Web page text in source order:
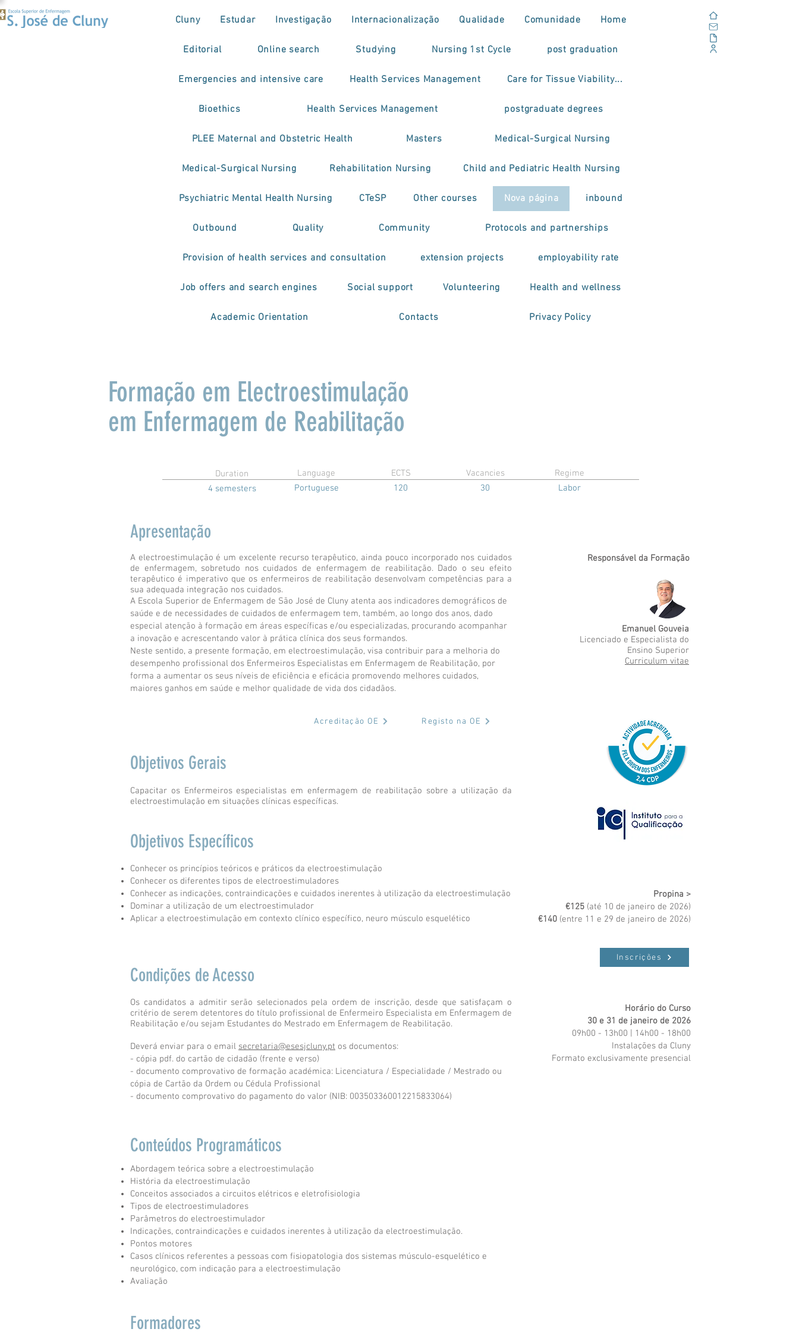
Cluny Estudar Investigação Internacionalização Qualidade Comunidade Home
Editorial Online search Studying Nursing 1st Cycle post graduation
Emergencies and intensive care Health Services Management Care for Tissue Viability...
Bioethics Health Services Management postgraduate degrees
PLEE Maternal and Obstetric Health Masters Medical-Surgical Nursing
Medical-Surgical Nursing Rehabilitation Nursing Child and Pediatric Health Nursing
Psychiatric Mental Health Nursing CTeSP Other courses Nova página inbound
Outbound Quality Community Protocols and partnerships
Provision of health services and consultation extension projects employability rate
Job offers and search engines Social support Volunteering Health and wellness
Academic Orientation Contacts Privacy Policy
Formação em Electroestimulação
em Enfermagem de Reabilitação
Duration Language ECTS Vacancies
Regime
4 semesters
Portuguese 120 30 Labor
Apresentação
A electroestimulação é um excelente recurso terapêutico, ainda pouco incorporado nos cuidados
de enfermagem, sobretudo nos cuidados de enfermagem de reabilitação. Dado o seu efeito
terapêutico é imperativo que os enfermeiros de reabilitação desenvolvam competências para a
sua adequada integração nos cuidados.
A Escola Superior de Enfermagem de São José de Cluny atenta aos indicadores demográficos de
saúde e de necessidades de cuidados de enfermagem tem, também, ao longo dos anos, dado
especial atenção à formação em áreas específicas e/ou especializadas, procurando acompanhar
a inovação e acrescentando valor à prática clínica dos seus formandos.
Neste sentido, a presente formação, em electroestimulação, visa contribuir para a melhoria do
desempenho profissional dos Enfermeiros Especialistas em Enfermagem de Reabilitação, por
forma a aumentar os seus níveis de eficiência e eficácia promovendo melhores cuidados,
maiores ganhos em saúde e melhor qualidade de vida dos cidadãos.
Responsável da Formação
Emanuel Gouveia
Licenciado e Especialista do
Ensino Superior
Curriculum vitae
Acreditação OE Registo na OE
Objetivos Gerais
Capacitar os Enfermeiros especialistas em enfermagem de reabilitação sobre a utilização da
electroestimulação em situações clínicas específicas.
Objetivos Específicos
Propina >
€125 (até 10 de janeiro de 2026)
€140 (entre 11 e 29 de janeiro de 2026)
Conhecer os princípios teóricos e práticos da electroestimulação
Conhecer os diferentes tipos de electroestimuladores
Conhecer as indicações, contraindicações e cuidados inerentes à utilização da electroestimulação
Dominar a utilização de um electroestimulador
Aplicar a electroestimulação em contexto clínico específico, neuro músculo esquelético
Condições de Acesso
Inscrições
Os candidatos a admitir serão selecionados pela ordem de inscrição, desde que satisfaçam o
critério de serem detentores do título profissional de Enfermeiro Especialista em Enfermagem de
Reabilitação e/ou sejam Estudantes do Mestrado em Enfermagem de Reabilitação.
Deverá enviar para o email secretaria@esesjcluny.pt os documentos:
- cópia pdf. do cartão de cidadão (frente e verso)
- documento comprovativo de formação académica: Licenciatura / Especialidade / Mestrado ou
cópia de Cartão da Ordem ou Cédula Profissional
- documento comprovativo do pagamento do valor (NIB: 003503360012215833064)
Horário do Curso
30 e 31 de janeiro de 2026
09h00 - 13h00 | 14h00 - 18h00
Instalações da Cluny
Formato exclusivamente presencial
Conteúdos Programáticos
Abordagem teórica sobre a electroestimulação
História da electroestimulação
Conceitos associados a circuitos elétricos e eletrofisiologia
Tipos de electroestimuladores
Parâmetros do electroestimulador
Indicações, contraindicações e cuidados inerentes à utilização da electroestimulação.
Pontos motores
Casos clínicos referentes a pessoas com fisiopatologia dos sistemas músculo-esquelético e
neurológico, com indicação para a electroestimulação
Avaliação
Formadores